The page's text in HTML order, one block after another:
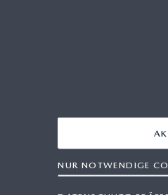
MAZDA TOOLBOX
RETTUNGSKARTEN
NUR NOTWENDIGE